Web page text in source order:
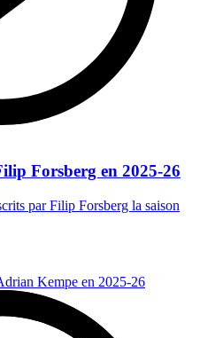
Forsberg en 2025-26
par Filip Forsberg la saison